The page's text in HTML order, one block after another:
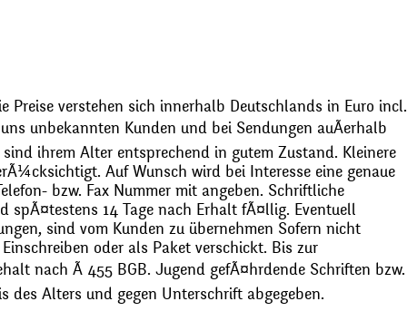
Preise verstehen sich innerhalb Deutschlands in Euro incl.
unbekannten Kunden und bei Sendungen auÃerhalb
ihrem Alter entsprechend in gutem Zustand. Kleinere
Auf Wunsch wird bei Interesse eine genaue
bzw. Fax Nummer mit angeben. Schriftliche
spÃ¤testens 14 Tage nach Erhalt fÃ¤llig. Eventuell
sind vom Kunden zu übernehmen Sofern nicht
oder als Paket verschickt. Bis zur
nach Ã 455 BGB. Jugend gefÃ¤hrdende Schriften bzw.
des Alters und gegen Unterschrift abgegeben.